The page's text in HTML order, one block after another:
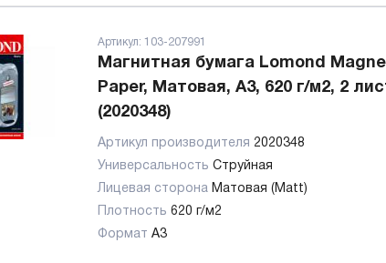
Артикул: 103-207991
Магнитная бумага Lomond
Paper, Матовая, А3, 620 г/м2, 2
(2020348)
Артикул производителя 2020348
Универсальность Струйная
Лицевая сторона Матовая (Matt)
Плотность 620 г/м2
Формат А3